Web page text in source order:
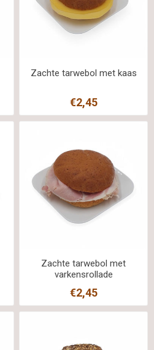
Zachte tarwebol met kaas
€2,45
Zachte tarwebol met
varkensrollade
€2,45